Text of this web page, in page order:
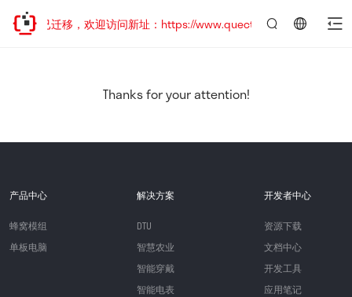
站地址已迁移，欢迎访问新址：https://www.quectel.com.cn
Thanks for your attention!
产品中心
蜂窝模组
单板电脑
解决方案
DTU
智慧农业
智能穿戴
智能电表
开发者中心
资源下载
文档中心
开发工具
应用笔记